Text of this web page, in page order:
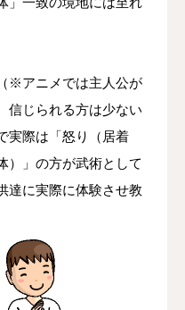
※アニメでは主人公が
信じられる方は少ない
実際は「怒り（居着
）」の方が武術として
達に実際に体験させ教